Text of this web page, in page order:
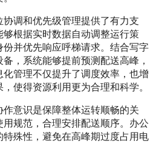
调和优先级管理提供了有力支
根据实时数据自动调整运行策
并优先响应呼梯请求。结合写字
，系统能够提前预测配送高峰，
管理不仅提升了调度效率，也增
使得资源利用更为合理和科学。
意识是保障整体运转顺畅的关
规范，合理安排配送顺序。办公
殊性，避免在高峰期过度占用电